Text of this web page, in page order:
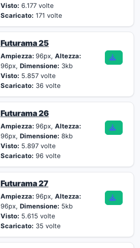
Visto: 6.177 volte
Scaricato: 171 volte
Futurama 25
Ampiezza: 96px, Altezza:
96px, Dimensione: 3kb
Visto: 5.857 volte
Scaricato: 36 volte
Futurama 26
Ampiezza: 96px, Altezza:
96px, Dimensione: 8kb
Visto: 5.897 volte
Scaricato: 96 volte
Futurama 27
Ampiezza: 96px, Altezza:
96px, Dimensione: 5kb
Visto: 5.615 volte
Scaricato: 35 volte